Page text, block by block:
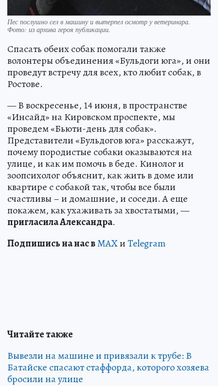
Пес послушно сел в машину и вытерпел осмотр у ветеринара.
Фото: из архива героя публикации.
Спасать обеих собак помогали также
волонтеры объединения «Бульдоги юга», и они
проведут встречу для всех, кто любит собак, в
Ростове.
— В воскресенье, 14 июня, в пространстве
«Инсайд» на Кировском проспекте, мы
проведем «Бьюти-день для собак».
Представители «Бульдогов юга» расскажут,
почему породистые собаки оказываются на
улице, и как им помочь в беде. Кинолог и
зоопсихолог объяснит, как жить в доме или
квартире с собакой так, чтобы все были
счастливы – и домашние, и соседи. А еще
покажем, как ухаживать за хвостатыми, —
пригласила Александра.
Подпишись на нас вMAXиTelegram
Читайте также
Вывезли на машине и привязали к трубе: В
Батайске спасают стаффорда, которого хозяева
бросили на улице